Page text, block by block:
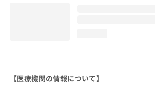
【医療機関の情報について】